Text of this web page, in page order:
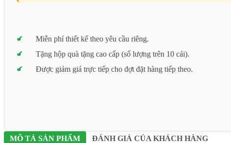
Miễn phí thiết kế theo yêu cầu riêng.
Tặng hộp quà tặng cao cấp (số lượng trên 10 cái).
Được giảm giá trực tiếp cho đợt đặt hàng tiếp theo.
MÔ TẢ SẢN PHẨM ĐÁNH GIÁ CỦA KHÁCH HÀNG